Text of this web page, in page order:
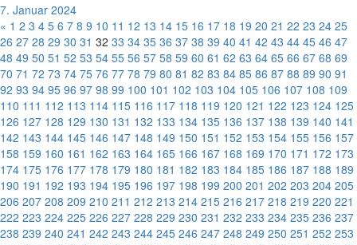
7. Januar 2024
« 1 2 3 4 5 6 7 8 9 10 11 12 13 14 15 16 17 18 19 20 21 22 23 24 25
26 27 28 29 30 31 32 33 34 35 36 37 38 39 40 41 42 43 44 45 46 47
48 49 50 51 52 53 54 55 56 57 58 59 60 61 62 63 64 65 66 67 68 69
70 71 72 73 74 75 76 77 78 79 80 81 82 83 84 85 86 87 88 89 90 91
92 93 94 95 96 97 98 99 100 101 102 103 104 105 106 107 108 109
110 111 112 113 114 115 116 117 118 119 120 121 122 123 124 125
126 127 128 129 130 131 132 133 134 135 136 137 138 139 140 141
142 143 144 145 146 147 148 149 150 151 152 153 154 155 156 157
158 159 160 161 162 163 164 165 166 167 168 169 170 171 172 173
174 175 176 177 178 179 180 181 182 183 184 185 186 187 188 189
190 191 192 193 194 195 196 197 198 199 200 201 202 203 204 205
206 207 208 209 210 211 212 213 214 215 216 217 218 219 220 221
222 223 224 225 226 227 228 229 230 231 232 233 234 235 236 237
238 239 240 241 242 243 244 245 246 247 248 249 250 251 252 253